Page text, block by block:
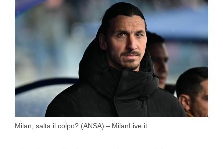
Milan, salta il colpo? (ANSA) – MilanLive.it